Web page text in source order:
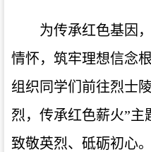
为传承红色基因
情怀，筑牢理想信念根
组织 同学们 前往烈士
烈，传承红色薪火”
致敬英烈、砥砺初心。